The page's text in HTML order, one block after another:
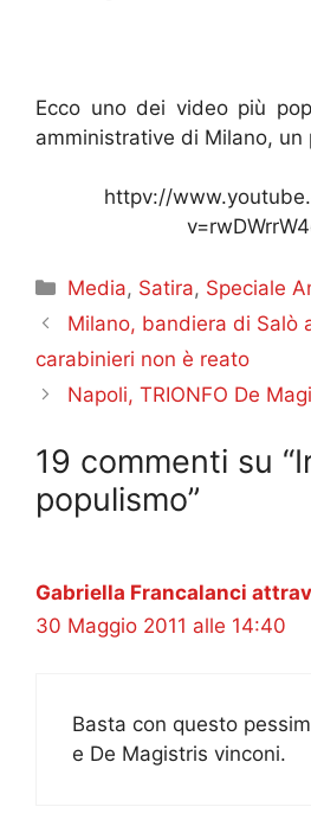
Ecco uno dei video più
amministrative di Milano, un
httpv://
Categorie
Media, Satira, Speciale
Milano, bandiera di Salò
carabinieri non è reato
Napoli, TRIONFO De
19 commenti su
populismo”
Gabriella Francalanci
30 Maggio 2011 alle 14:40
Basta con questo
e De Magistris vinconi.